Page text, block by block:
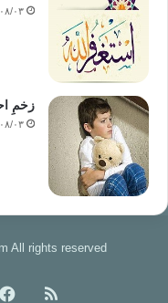
۰۴/
زخمِ
۰۴/
All rights reserved
خوراک